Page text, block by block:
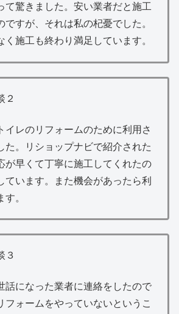
て驚きました。安い業者だと施工
ですが、それは私の杞憂でした。
く施工も終わり満足しています。
２
イレのリフォームのために利用さ
た。リショップナビで紹介された
が早くて丁寧に施工してくれたの
ています。また機会があったら利
。
３
話になった業者に連絡をしたので
フォームをやっていないというこ